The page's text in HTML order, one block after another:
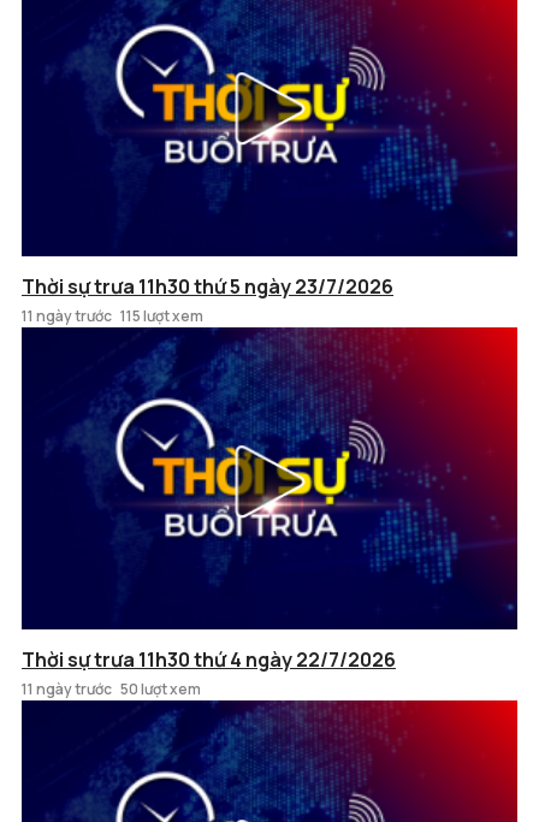
Thời sự trưa 11h30 thứ 5 ngày 23/7/2026
11 ngày trước 115 lượt xem
Thời sự trưa 11h30 thứ 4 ngày 22/7/2026
11 ngày trước 50 lượt xem